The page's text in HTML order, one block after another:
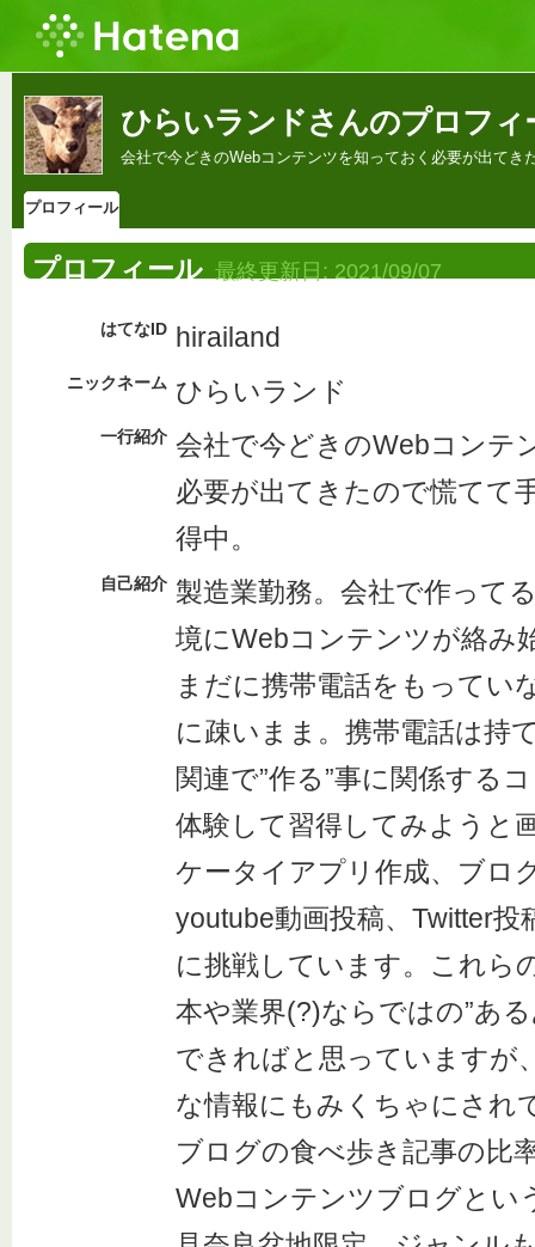
ひらいランドさんのプロフィ
会社で今どきのWebコンテンツを知っておく必要が出てき
プロフィール
プロフィール 最終更新日: 2021/09/07
はてなID hirailand
ニックネーム ひらいランド
一行紹介 会社で今どきのWebコンテ
必要が出てきたので慌てて
得中。
自己紹介 製造業勤務。会社で作って
境にWebコンテンツが絡み
まだに携帯電話をもってい
に疎いまま。携帯電話は持
関連で”作る”事に関係する
体験して習得してみようと
ケータイアプリ作成、ブロ
youtube動画投稿、Twitter投
に挑戦しています。これら
本や業界(?)ならではの”あ
できればと思っていますが
な情報にもみくちゃにされ
ブログの食べ歩き記事の比
Webコンテンツブログとい